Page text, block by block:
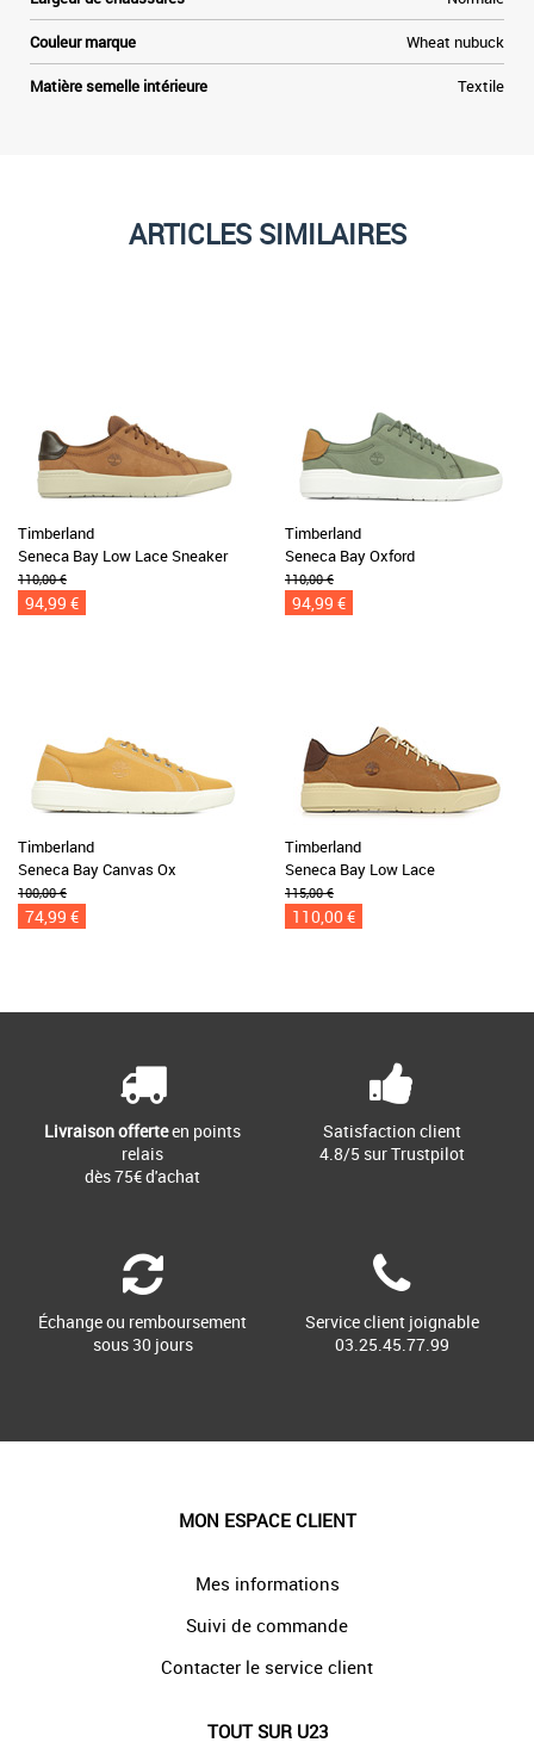
Couleur marque Wheat nubuck
Matière semelle intérieure Textile
ARTICLES SIMILAIRES
Timberland
Seneca Bay Low Lace Sneaker
110,00 €
94,99 €
Timberland
Seneca Bay Oxford
110,00 €
94,99 €
Timberland
Seneca Bay Canvas Ox
100,00 €
74,99 €
Timberland
Seneca Bay Low Lace
115,00 €
110,00 €
Livraison offerteen points
relais
dès 75€ d'achat
Satisfaction client
4.8/5 sur Trustpilot
Échange ou remboursement
sous 30 jours
Service client joignable
03.25.45.77.99
MON ESPACE CLIENT
Mes informations
Suivi de commande
Contacter le service client
TOUT SUR U23